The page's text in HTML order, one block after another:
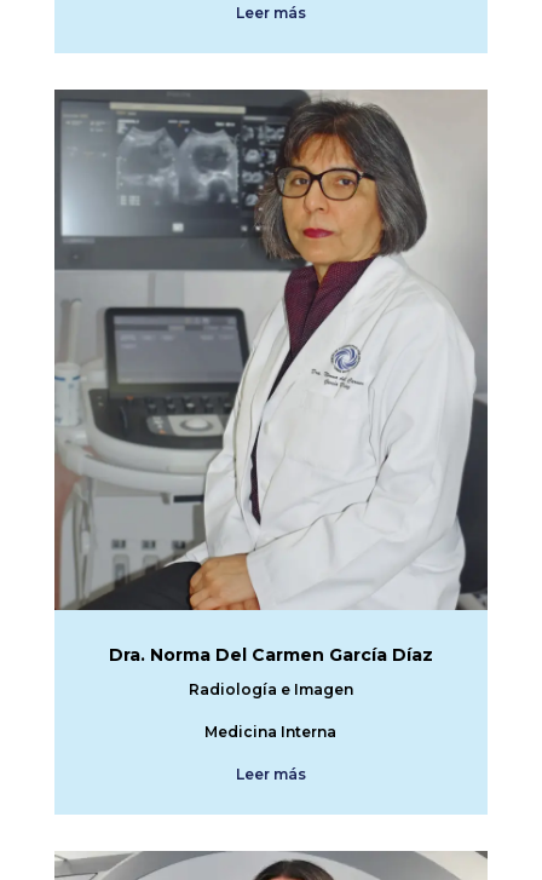
Leer más
Dra. Norma Del Carmen García Díaz
Radiología e Imagen
Medicina Interna
Leer más